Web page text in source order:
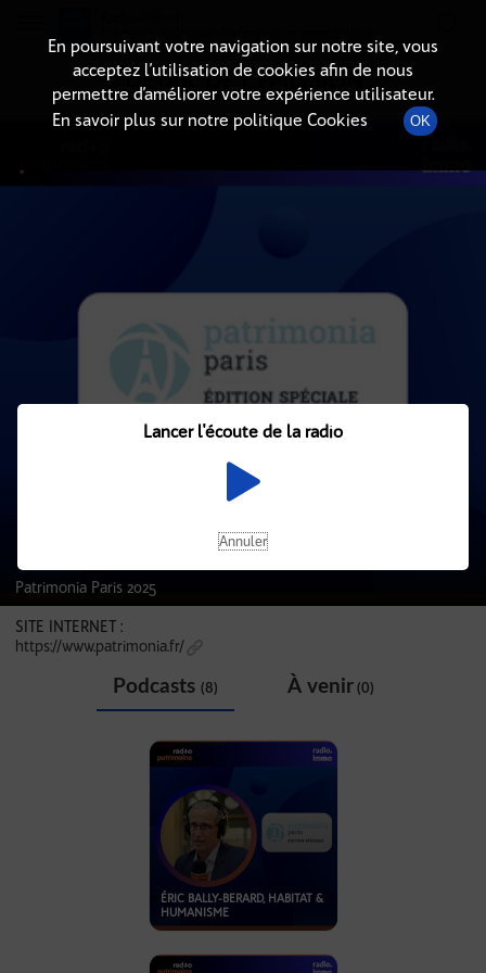
DÉTAIL DE L'ÉMISSION
Patrimonia Paris 2025
SITE INTERNET :
https://www.patrimonia.fr/
Podcasts (8) À venir(0)
ÉRIC BALLY-BERARD, HABITAT &
HUMANISME
En poursuivant votre navigation sur notre site, vous
acceptez l’utilisation de cookies afin de nous
permettre d’améliorer votre expérience utilisateur.
En savoir plus sur notre politique Cookies
OK
Lancer l'écoute de la radio
Annuler